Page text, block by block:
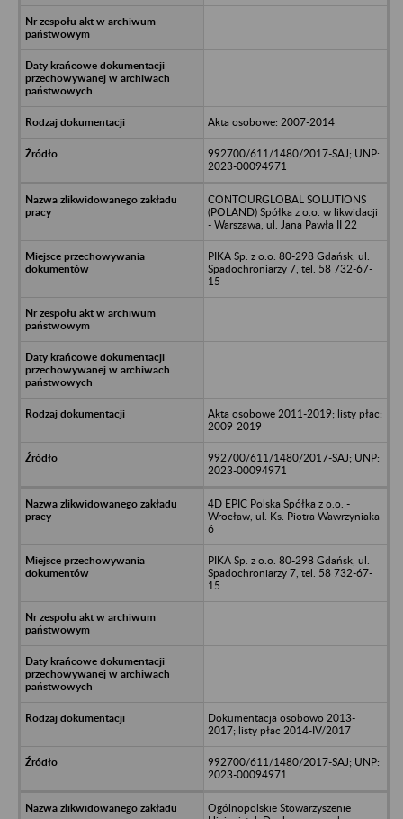
Akta osobowe: 2007-2014
992700/611/1480/2017-SAJ; UNP:
2023-00094971
CONTOURGLOBAL SOLUTIONS
(POLAND) Spółka z o.o. w likwidacji
- Warszawa, ul. Jana Pawła II 22
PIKA Sp. z o.o. 80-298 Gdańsk, ul.
Spadochroniarzy 7, tel. 58 732-67-
15
Akta osobowe 2011-2019; listy płac:
2009-2019
992700/611/1480/2017-SAJ; UNP:
2023-00094971
4D EPIC Polska Spółka z o.o. -
Wrocław, ul. Ks. Piotra Wawrzyniaka
6
PIKA Sp. z o.o. 80-298 Gdańsk, ul.
Spadochroniarzy 7, tel. 58 732-67-
15
Dokumentacja osobowo 2013-
2017; listy płac 2014-IV/2017
992700/611/1480/2017-SAJ; UNP:
2023-00094971
Ogólnopolskie Stowarzyszenie